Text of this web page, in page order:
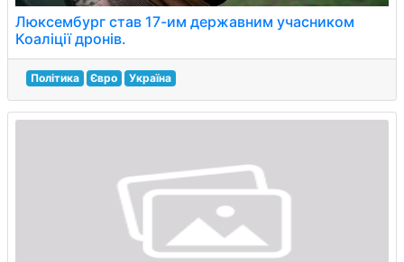
Люксембург став 17-им державним учасником
Коаліції дронів.
Політика Євро Україна